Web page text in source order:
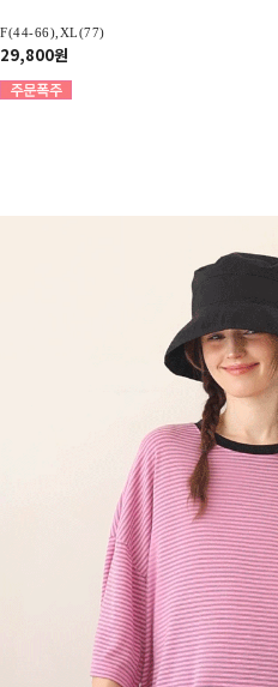
F(44-66),XL(77)
29,800원